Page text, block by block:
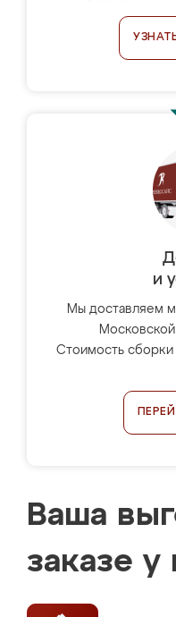
и
Мы доставляем
Стоимость
Ваша
заказе у